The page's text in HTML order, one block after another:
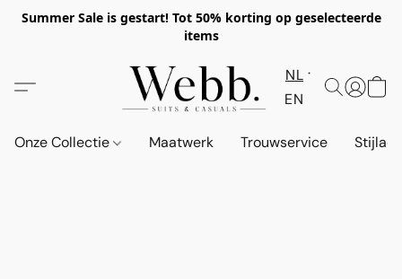
Summer Sale is gestart! Tot 50% korting op geselecteerde
items
NL
EN
Onze Collectie Maatwerk Trouwservice